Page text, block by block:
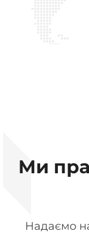
Ми
Надаємо